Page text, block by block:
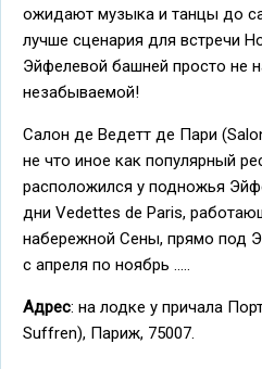
ожидают музыка и танцы до
лучше сценария для встречи
Эйфелевой башней просто не
незабываемой!
Салон де Ведетт де Пари
не что иное как популярный
расположился у подножья
дни Vedettes de Paris,
набережной Сены, прямо под
с апреля по ноябрь .....
Адрес: на лодке у причала
Suffren), Париж, 75007.